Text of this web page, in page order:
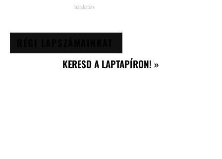
KERESD A LAPTAPÍRON! »